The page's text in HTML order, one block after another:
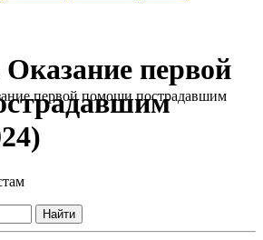
первой помощи пострадавшим
первой
Найти